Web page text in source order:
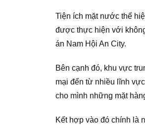
Tiện ích mặt nước thể
được thực hiện với
án Nam Hội An City.
Bên cạnh đó, khu vực
mại đến từ nhiều lĩnh
cho mình những mặt
Kết hợp vào đó chính là